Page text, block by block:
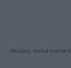
Νεώρια, παλιά